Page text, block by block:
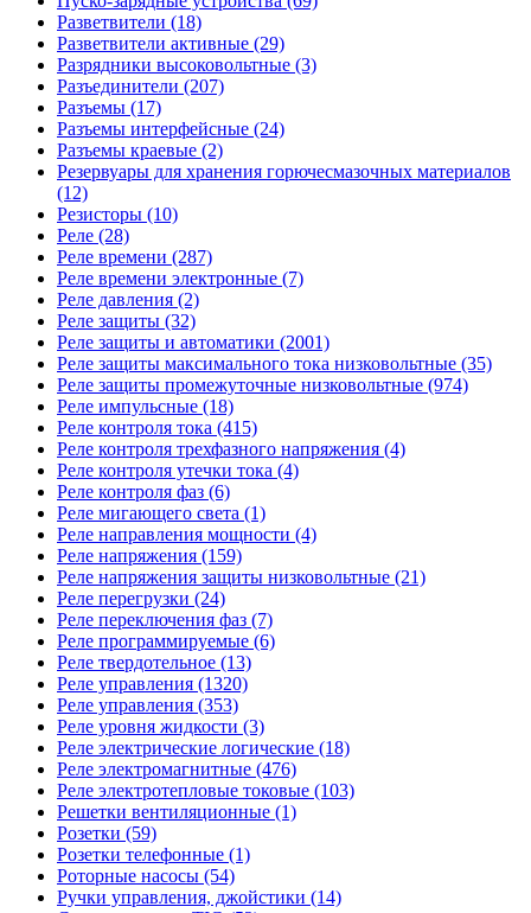
Разветвители (18)
Разветвители активные (29)
Разрядники высоковольтные (3)
Разъединители (207)
Разъемы (17)
Разъемы интерфейсные (24)
Разъемы краевые (2)
Резервуары для хранения горючесмазочных материалов
(12)
Резисторы (10)
Реле (28)
Реле времени (287)
Реле времени электронные (7)
Реле давления (2)
Реле защиты (32)
Реле защиты и автоматики (2001)
Реле защиты максимального тока низковольтные (35)
Реле защиты промежуточные низковольтные (974)
Реле импульсные (18)
Реле контроля тока (415)
Реле контроля трехфазного напряжения (4)
Реле контроля утечки тока (4)
Реле контроля фаз (6)
Реле мигающего света (1)
Реле направления мощности (4)
Реле напряжения (159)
Реле напряжения защиты низковольтные (21)
Реле перегрузки (24)
Реле переключения фаз (7)
Реле программируемые (6)
Реле твердотельное (13)
Реле управления (1320)
Реле управления (353)
Реле уровня жидкости (3)
Реле электрические логические (18)
Реле электромагнитные (476)
Реле электротепловые токовые (103)
Решетки вентиляционные (1)
Розетки (59)
Розетки телефонные (1)
Роторные насосы (54)
Ручки управления, джойстики (14)